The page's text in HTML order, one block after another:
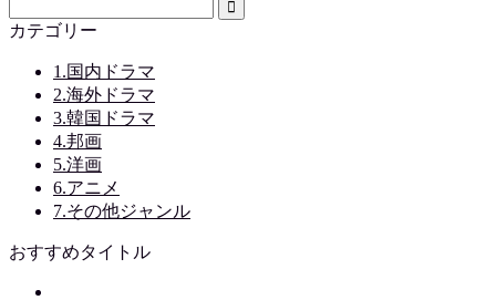
カテゴリー
1.国内ドラマ
2.海外ドラマ
3.韓国ドラマ
4.邦画
5.洋画
6.アニメ
7.その他ジャンル
おすすめタイトル